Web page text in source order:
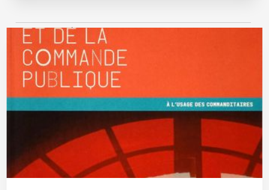
20 Jan 2021 - Réf: BW40546